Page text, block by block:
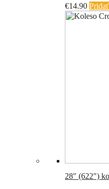
€14.90
28" (622")